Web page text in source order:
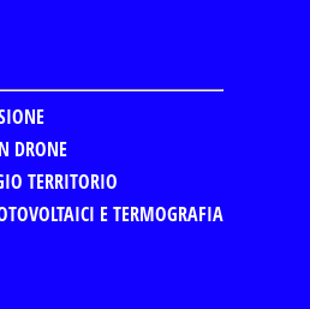
DRONE
TERRITORIO
E TERMOGRAFIA